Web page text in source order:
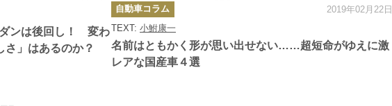
ンは後回し！ 変わ
さ」はあるのか？
名前はともかく形が思い出せない……超短命がゆえに激
レアな国産車４選
TEXT: 小鮒康一
カ
テ
ゴ
リ
ー
自動車コラム 2019年02月22日